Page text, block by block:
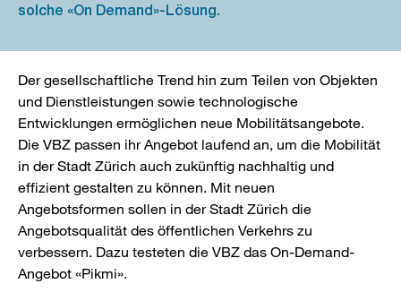
solche «On Demand»-Lösung.
Der gesellschaftliche Trend hin zum Teilen von Objekten
und Dienstleistungen sowie technologische
Entwicklungen ermöglichen neue Mobilitätsangebote.
Die VBZ passen ihr Angebot laufend an, um die Mobilität
in der Stadt Zürich auch zukünftig nachhaltig und
effizient gestalten zu können. Mit neuen
Angebotsformen sollen in der Stadt Zürich die
Angebotsqualität des öffentlichen Verkehrs zu
verbessern. Dazu testeten die VBZ das On-Demand-
Angebot «Pikmi».